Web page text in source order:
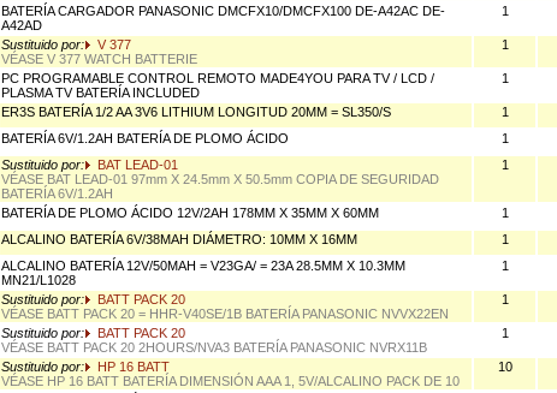
BATERÍA CARGADOR PANASONIC DMCFX10/DMCFX100 DE-A42AC DE-
A42AD
1
Sustituido por:
V 377
VÉASE V 377 WATCH BATTERIE
1
PC PROGRAMABLE CONTROL REMOTO MADE4YOU PARA TV / LCD /
PLASMA TV BATERÍA INCLUDED
1
ER3S BATERÍA 1/2 AA 3V6 LITHIUM LONGITUD 20MM = SL350/S 1
BATERÍA 6V/1.2AH BATERÍA DE PLOMO ÁCIDO 1
Sustituido por:
BAT LEAD-01
VÉASE BAT LEAD-01 97mm X 24.5mm X 50.5mm COPIA DE SEGURIDAD
BATERÍA 6V/1.2AH
1
BATERÍA DE PLOMO ÁCIDO 12V/2AH 178MM X 35MM X 60MM 1
ALCALINO BATERÍA 6V/38MAH DIÁMETRO: 10MM X 16MM 1
ALCALINO BATERÍA 12V/50MAH = V23GA/ = 23A 28.5MM X 10.3MM
MN21/L1028
1
Sustituido por:
BATT PACK 20
VÉASE BATT PACK 20 = HHR-V40SE/1B BATERÍA PANASONIC NVVX22EN
1
Sustituido por:
BATT PACK 20
VÉASE BATT PACK 20 2HOURS/NVA3 BATERÍA PANASONIC NVRX11B
1
Sustituido por:
HP 16 BATT
VÉASE HP 16 BATT BATERÍA DIMENSIÓN AAA 1, 5V/ALCALINO PACK DE 10
10